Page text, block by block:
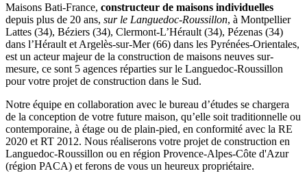
Maisons Bati-France, constructeur de maisons individuelles
depuis plus de 20 ans, sur le Languedoc-Roussillon, à Montpellier
Lattes (34), Béziers (34), Clermont-L’Hérault (34), Pézenas (34)
dans l’Hérault et Argelès-sur-Mer (66) dans les Pyrénées-Orientales,
est un acteur majeur de la construction de maisons neuves sur-
mesure, ce sont 5 agences réparties sur le Languedoc-Roussillon
pour votre projet de construction dans le Sud.
Notre équipe en collaboration avec le bureau d’études se chargera
de la conception de votre future maison, qu’elle soit traditionnelle ou
contemporaine, à étage ou de plain-pied, en conformité avec la RE
2020 et RT 2012. Nous réaliserons votre projet de construction en
Languedoc-Roussillon ou en région Provence-Alpes-Côte d'Azur
(région PACA) et ferons de vous un heureux propriétaire.